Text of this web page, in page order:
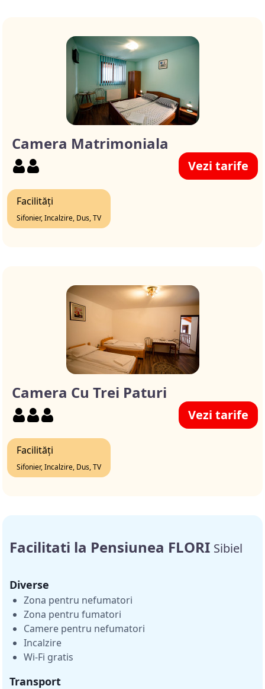
Camera Matrimoniala
Vezi tarife
Facilități
Sifonier, Incalzire, Dus, TV
Camera Cu Trei Paturi
Vezi tarife
Facilități
Sifonier, Incalzire, Dus, TV
Facilitati la Pensiunea FLORI Sibiel
Diverse
Zona pentru nefumatori
Zona pentru fumatori
Camere pentru nefumatori
Incalzire
Wi-Fi gratis
Transport